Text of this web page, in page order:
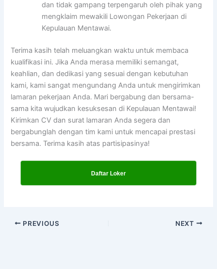
dan tidak gampang terpengaruh oleh pihak yang
mengklaim mewakili Lowongan Pekerjaan di
Kepulauan Mentawai.
Terima kasih telah meluangkan waktu untuk membaca
kualifikasi ini. Jika Anda merasa memiliki semangat,
keahlian, dan dedikasi yang sesuai dengan kebutuhan
kami, kami sangat mengundang Anda untuk mengirimkan
lamaran pekerjaan Anda. Mari bergabung dan bersama-
sama kita wujudkan kesuksesan di Kepulauan Mentawai!
Kirimkan CV dan surat lamaran Anda segera dan
bergabunglah dengan tim kami untuk mencapai prestasi
bersama. Terima kasih atas partisipasinya!
Daftar Loker
PREVIOUS NEXT